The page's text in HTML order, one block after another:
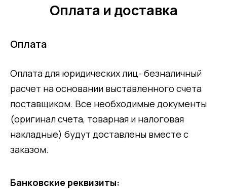
Оплата и доставка
Оплата
Оплата для юридических лиц- безналичный
расчет на основании выставленного счета
поставщиком. Все необходимые документы
(оригинал счета, товарная и налоговая
накладные) будут доставлены вместе с
заказом.
Банковские реквизиты: